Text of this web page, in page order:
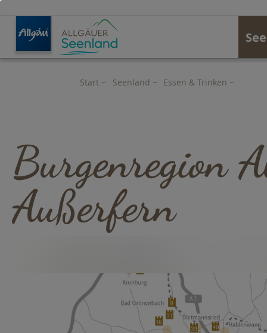
Start ~ Seenland ~ Essen & Trinken ~
Burgenregion
Außerfern